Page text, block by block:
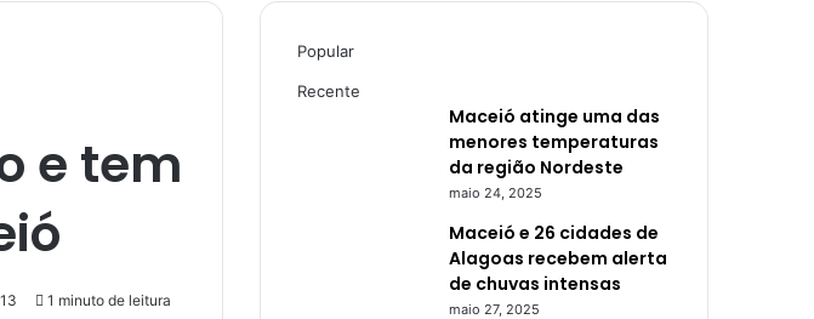
e tem
13 1 minuto de leitura
Popular
Recente
Maceió atinge uma das
menores temperaturas
da região Nordeste
maio 24, 2025
Maceió e 26 cidades de
Alagoas recebem alerta
de chuvas intensas
maio 27, 2025